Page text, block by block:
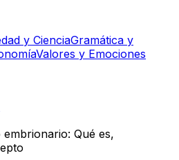
y CienciaGramática y
Valores y Emociones
Qué es,